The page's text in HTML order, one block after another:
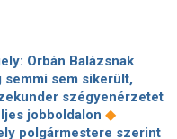
Orbán Balázsnak
semmi sem sikerült,
szégyenérzetet
jobboldalon ◆
polgármestere szerint